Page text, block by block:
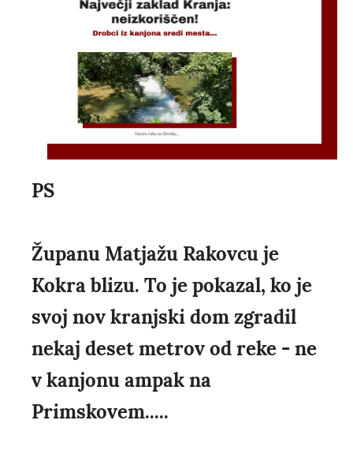
PS
Županu Matjažu Rakovcu je
Kokra blizu. To je pokazal, ko je
svoj nov kranjski dom zgradil
nekaj deset metrov od reke - ne
v kanjonu ampak na
Primskovem.....